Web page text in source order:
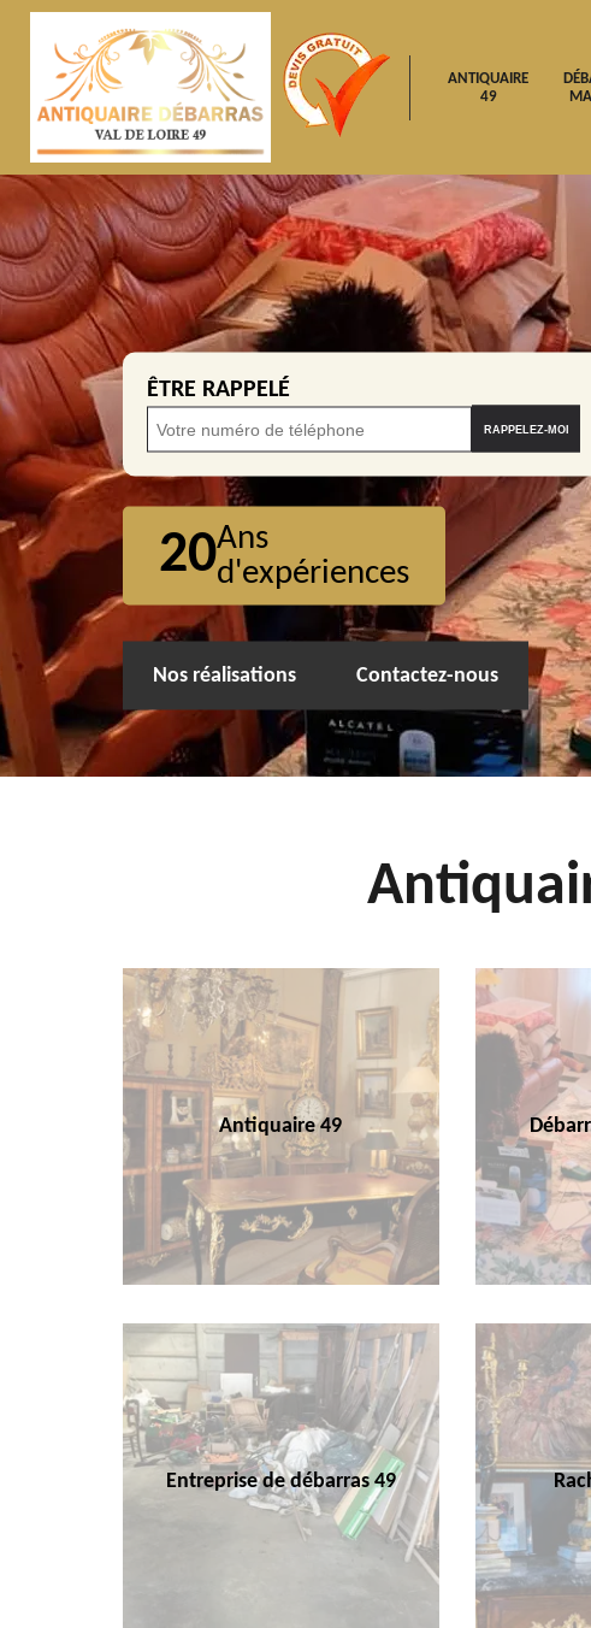
ANTIQUAIRE
49
ÊTRE RAPPELÉ
20Ans
d'expériences
Nos réalisations Contactez-nous
Antiquaire 49
Entreprise de débarras 49